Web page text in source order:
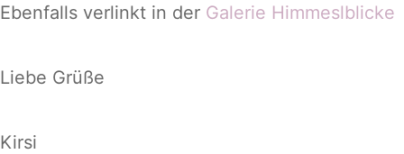
Ebenfalls verlinkt in der Galerie Himmeslblicke
Liebe Grüße
Kirsi